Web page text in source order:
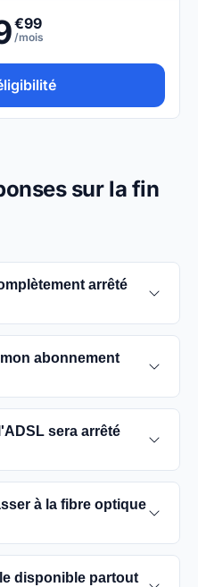
€99
/mois
sur la fin
arrêté
ADSL est prévue
sont
abonnement
votre
la date de fermeture du
optique dès que
qualité de service.
sera arrêté
de l'ADSL varient
pouvez trouver ces
à la fibre optique
d'accès à Internet
disponible partout